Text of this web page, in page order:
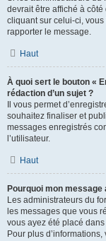
devrait être affiché à
cliquant sur celui-ci,
rapporter le message.
Haut
À quoi sert le bouton «
rédaction d’un sujet ?
Il vous permet
souhaitez finaliser et
messages enregistrés
l’utilisateur.
Haut
Pourquoi mon message
Les administrateurs du
les messages que vous
vous ayez été placé
Pour plus